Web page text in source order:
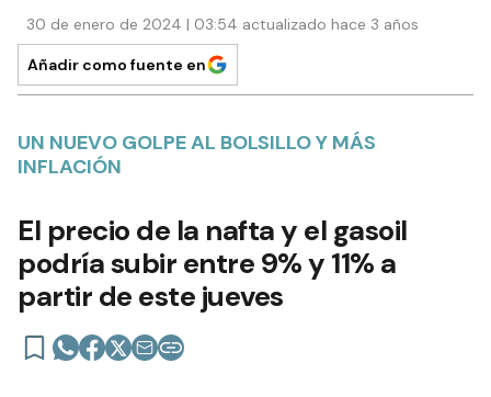
30 de enero de 2024 | 03:54 actualizado hace 3 años
Añadir como fuente en
UN NUEVO GOLPE AL BOLSILLO Y MÁS
INFLACIÓN
El precio de la nafta y el gasoil
podría subir entre 9% y 11% a
partir de este jueves